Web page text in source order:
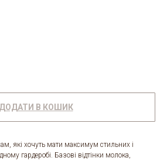
ДОДАТИ В КОШИК
які хочуть мати максимум стильних і
гардеробі. Базові відтінки молока,